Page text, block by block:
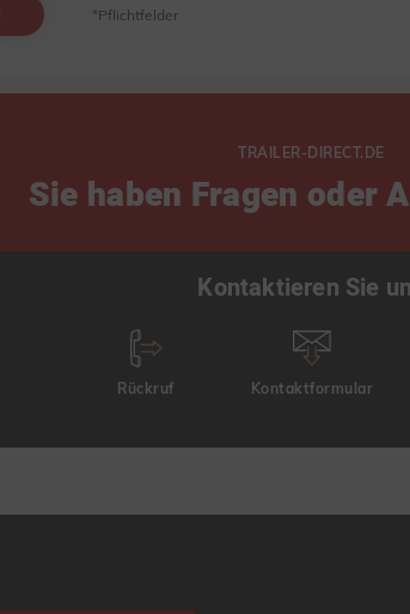
*Pflichtfelder
TRAILER-DIRECT.DE
Sie haben Fragen oder
Kontaktieren Sie
Rückruf Kontaktformular